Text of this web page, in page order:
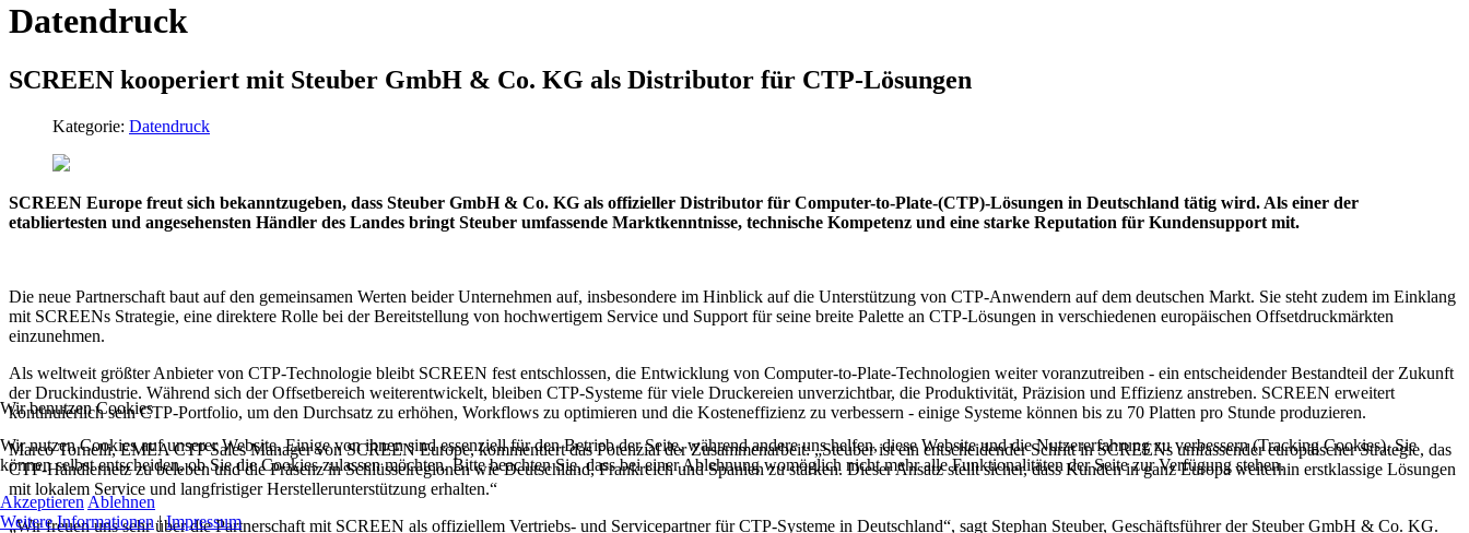
Datendruck
SCREEN kooperiert mit Steuber GmbH & Co. KG als Distributor für CTP-Lösungen
Kategorie: Datendruck
SCREEN Europe freut sich bekanntzugeben, dass Steuber GmbH & Co. KG als offizieller Distributor für Computer-to-Plate-(CTP)-Lösungen in Deutschland tätig wird. Als einer der
etabliertesten und angesehensten Händler des Landes bringt Steuber umfassende Marktkenntnisse, technische Kompetenz und eine starke Reputation für Kundensupport mit.
Die neue Partnerschaft baut auf den gemeinsamen Werten beider Unternehmen auf, insbesondere im Hinblick auf die Unterstützung von CTP-Anwendern auf dem deutschen Markt. Sie steht zudem im Einklang
mit SCREENs Strategie, eine direktere Rolle bei der Bereitstellung von hochwertigem Service und Support für seine breite Palette an CTP-Lösungen in verschiedenen europäischen Offsetdruckmärkten
einzunehmen.
Als weltweit größter Anbieter von CTP-Technologie bleibt SCREEN fest entschlossen, die Entwicklung von Computer-to-Plate-Technologien weiter voranzutreiben - ein entscheidender Bestandteil der Zukunft
der Druckindustrie. Während sich der Offsetbereich weiterentwickelt, bleiben CTP-Systeme für viele Druckereien unverzichtbar, die Produktivität, Präzision und Effizienz anstreben. SCREEN erweitert
kontinuierlich sein CTP-Portfolio, um den Durchsatz zu erhöhen, Workflows zu optimieren und die Kosteneffizienz zu verbessern - einige Systeme können bis zu 70 Platten pro Stunde produzieren.
Marco Tornelli, EMEA CTP Sales Manager von SCREEN Europe, kommentiert das Potenzial der Zusammenarbeit: „Steuber ist ein entscheidender Schritt in SCREENs umfassender europäischer Strategie, das
CTP-Händlernetz zu beleben und die Präsenz in Schlüsselregionen wie Deutschland, Frankreich und Spanien zu stärken. Dieser Ansatz stellt sicher, dass Kunden in ganz Europa weiterhin erstklassige Lösungen
mit lokalem Service und langfristiger Herstellerunterstützung erhalten.“
„Wir freuen uns sehr über die Partnerschaft mit SCREEN als offiziellem Vertriebs- und Servicepartner für CTP-Systeme in Deutschland“, sagt Stephan Steuber, Geschäftsführer der Steuber GmbH & Co. KG.
Wir benutzen Cookies
Wir nutzen Cookies auf unserer Website. Einige von ihnen sind essenziell für den Betrieb der Seite, während andere uns helfen, diese Website und die Nutzererfahrung zu verbessern (Tracking Cookies). Sie
können selbst entscheiden, ob Sie die Cookies zulassen möchten. Bitte beachten Sie, dass bei einer Ablehnung womöglich nicht mehr alle Funktionalitäten der Seite zur Verfügung stehen.
Akzeptieren Ablehnen
Weitere Informationen|Impressum